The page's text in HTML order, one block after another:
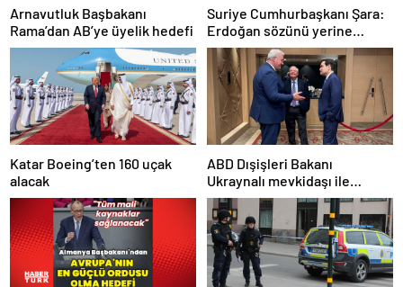
Arnavutluk Başbakanı
Rama’dan AB’ye üyelik hedefi
Suriye Cumhurbaşkanı Şara:
Erdoğan sözünü yerine
getirdi. Trump’a da çok
teşekkür ederim
Katar Boeing’ten 160 uçak
alacak
ABD Dışişleri Bakanı
Ukraynalı mevkidaşı ile
görüştü